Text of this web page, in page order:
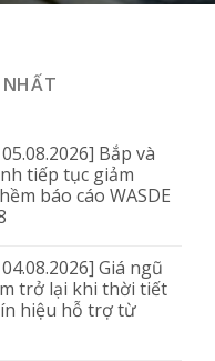
Bắp và
tiếp tục giảm
báo cáo WASDE
Giá ngũ
trở lại khi thời tiết
hiệu hỗ trợ từ